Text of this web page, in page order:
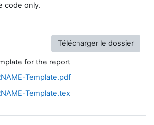
code only.
Télécharger le dossier
for the report
Template.pdf
Template.tex